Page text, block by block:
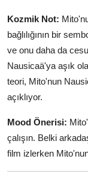
Kozmik Not:
bağlılığının bir
ve onu daha da
Nausicaä'ya aşık
teori, Mito'nun
açıklıyor.
Mood Önerisi:
çalışın. Belki
film izlerken